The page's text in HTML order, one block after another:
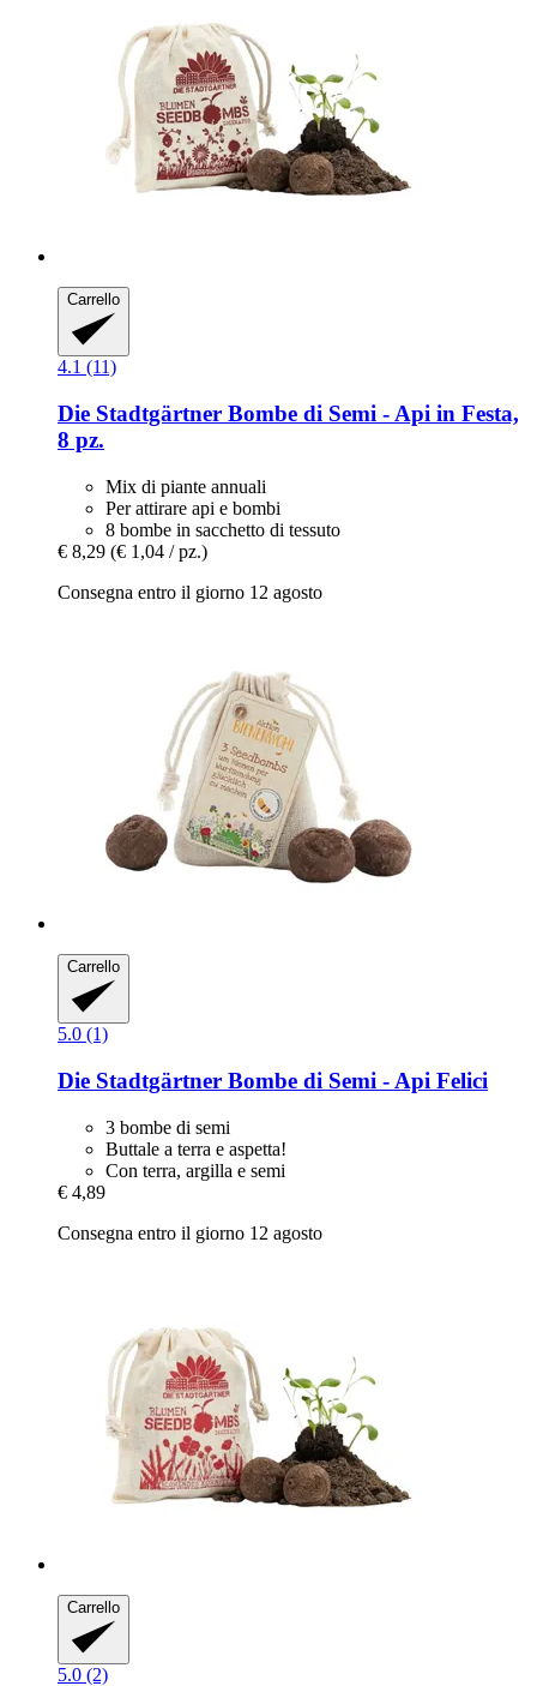
Carrello
4.1 (11)
Die Stadtgärtner Bombe di Semi -​ Api in Festa,
8 pz.
Mix di piante annuali
Per attirare api e bombi
8 bombe in sacchetto di tessuto
€ 8,29 (€ 1,04 / pz.)
Consegna entro il giorno 12 agosto
Carrello
5.0 (1)
Die Stadtgärtner Bombe di Semi -​ Api Felici
3 bombe di semi
Buttale a terra e aspetta!
Con terra, argilla e semi
€ 4,89
Consegna entro il giorno 12 agosto
Carrello
5.0 (2)